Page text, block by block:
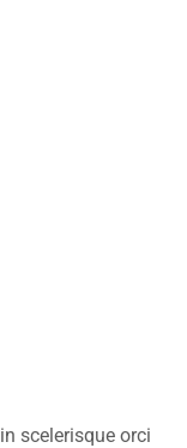
scelerisque orci